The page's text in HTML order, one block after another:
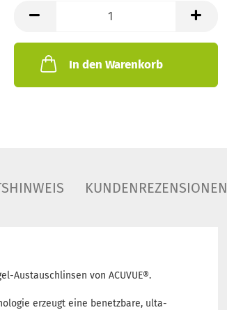
In den Warenkorb
KUNDENREZENSIONEN
Austauschlinsen von ACUVUE®.
erzeugt eine benetzbare, ulta-